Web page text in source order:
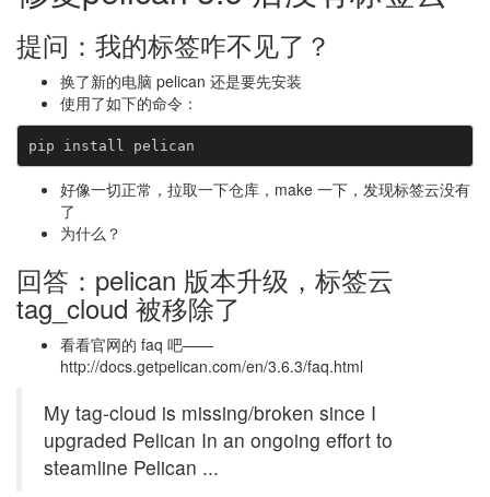
提问：我的标签咋不见了？
换了新的电脑 pelican 还是要先安装
使用了如下的命令：
好像一切正常，拉取一下仓库，make 一下，发现标签云没有
了
为什么？
回答：pelican 版本升级，标签云
tag_cloud 被移除了
看看官网的 faq 吧——
http://docs.getpelican.com/en/3.6.3/faq.html
My tag-cloud is missing/broken since I
upgraded Pelican In an ongoing effort to
steamline Pelican ...